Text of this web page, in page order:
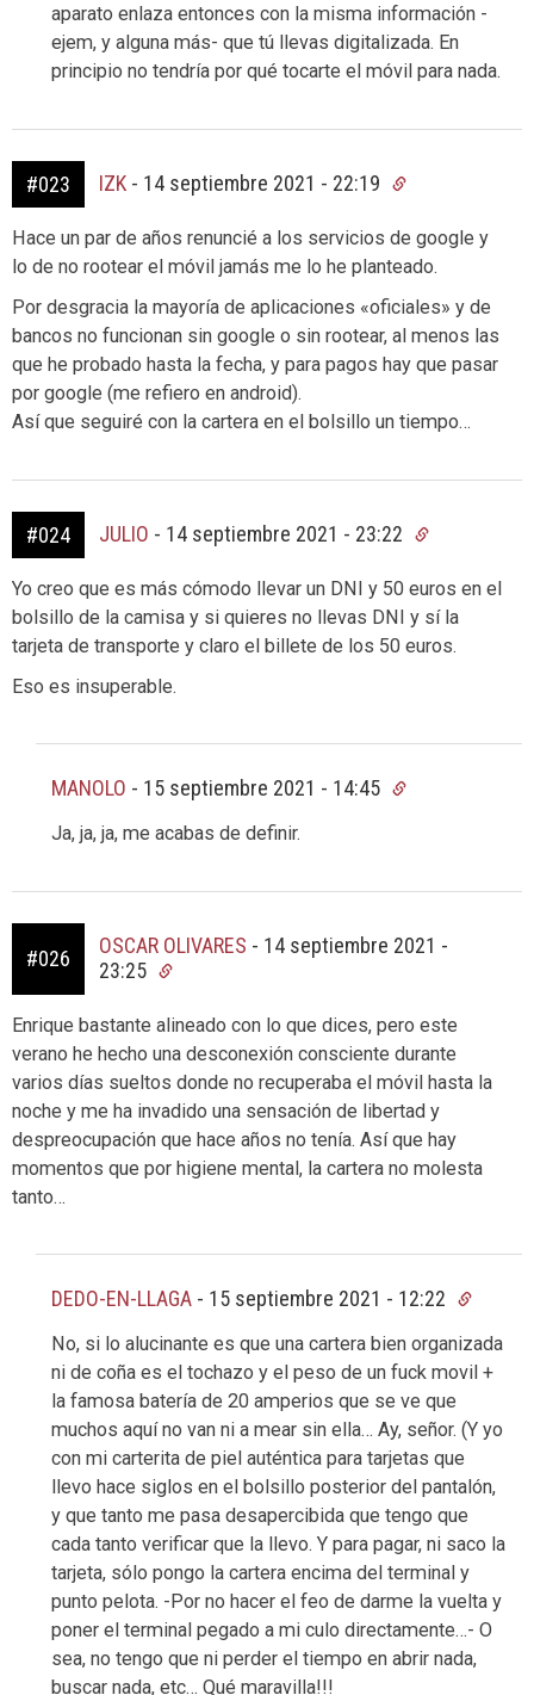
aparato enlaza entonces con la misma información -
ejem, y alguna más- que tú llevas digitalizada. En
principio no tendría por qué tocarte el móvil para nada.
#023 IZK - 14 septiembre 2021 - 22:19
Hace un par de años renuncié a los servicios de google y
lo de no rootear el móvil jamás me lo he planteado.
Por desgracia la mayoría de aplicaciones «oficiales» y de
bancos no funcionan sin google o sin rootear, al menos las
que he probado hasta la fecha, y para pagos hay que pasar
por google (me refiero en android).
Así que seguiré con la cartera en el bolsillo un tiempo…
#024 JULIO - 14 septiembre 2021 - 23:22
Yo creo que es más cómodo llevar un DNI y 50 euros en el
bolsillo de la camisa y si quieres no llevas DNI y sí la
tarjeta de transporte y claro el billete de los 50 euros.
Eso es insuperable.
MANOLO - 15 septiembre 2021 - 14:45
Ja, ja, ja, me acabas de definir.
#026
OSCAR OLIVARES - 14 septiembre 2021 -
23:25
Enrique bastante alineado con lo que dices, pero este
verano he hecho una desconexión consciente durante
varios días sueltos donde no recuperaba el móvil hasta la
noche y me ha invadido una sensación de libertad y
despreocupación que hace años no tenía. Así que hay
momentos que por higiene mental, la cartera no molesta
tanto…
DEDO-EN-LLAGA - 15 septiembre 2021 - 12:22
No, si lo alucinante es que una cartera bien organizada
ni de coña es el tochazo y el peso de un fuck movil +
la famosa batería de 20 amperios que se ve que
muchos aquí no van ni a mear sin ella… Ay, señor. (Y yo
con mi carterita de piel auténtica para tarjetas que
llevo hace siglos en el bolsillo posterior del pantalón,
y que tanto me pasa desapercibida que tengo que
cada tanto verificar que la llevo. Y para pagar, ni saco la
tarjeta, sólo pongo la cartera encima del terminal y
punto pelota. -Por no hacer el feo de darme la vuelta y
poner el terminal pegado a mi culo directamente…- O
sea, no tengo que ni perder el tiempo en abrir nada,
buscar nada, etc… Qué maravilla!!!